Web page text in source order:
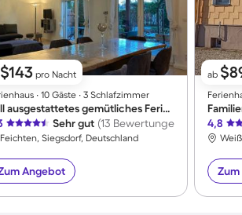
$143 pro Nacht
∙ 10 Gäste ∙ 3 Schlafzimmer
Voll ausgestattetes gemütliches Ferienhaus mit Terrasse und Garten | Bergblick | Haustierfreundlich
Sehr gut (13 Bewertungen)
Feichten, Siegsdorf, Deutschland
Angebot
ab
4,8